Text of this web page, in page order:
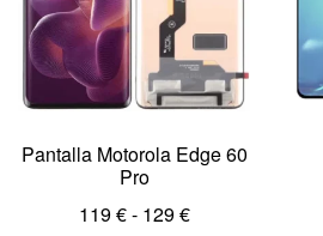
Pantalla Motorola Edge 60
Pro
119€- 129€